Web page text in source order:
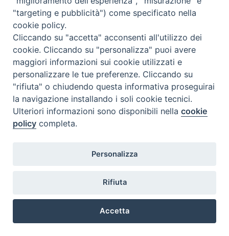
sarebbe dovuto iniziareSabato 06
maggio 2017
, a causa dell’esiguo
numero di iscritti,
non avrà luogo
@2022 - Istituto Superiore di Scienze Religiose di Milano, via
"targeting e pubblicità") come specificato nella
cookie policy.
Cliccando su "accetta" acconsenti all'utilizzo dei
cookie. Cliccando su "personalizza" puoi avere
maggiori informazioni sui cookie utilizzati e
personalizzare le tue preferenze. Cliccando su
"rifiuta" o chiudendo questa informativa proseguirai
la navigazione installando i soli cookie tecnici.
Ulteriori informazioni sono disponibili nellacookie
policy completa.
Personalizza
Rifiuta
Accetta